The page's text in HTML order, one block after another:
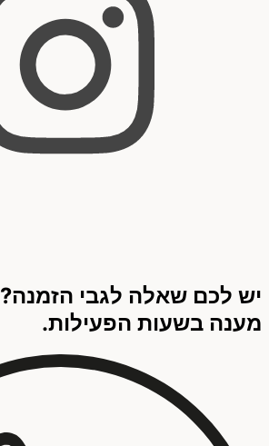
יש לכם שאלה לגבי
מענה בשעות הפעילות.